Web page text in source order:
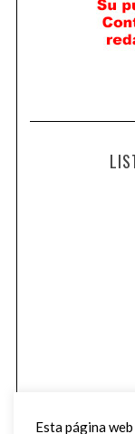
Esta página